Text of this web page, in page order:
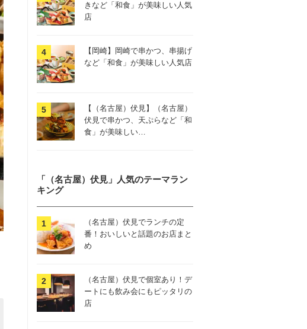
きなど「和食」が美味しい人気
店
【岡崎】岡崎で串かつ、串揚げ
など「和食」が美味しい人気店
【（名古屋）伏見】（名古屋）
伏見で串かつ、天ぷらなど「和
食」が美味しい…
「（名古屋）伏見」人気のテーマラン
キング
（名古屋）伏見でランチの定
番！おいしいと話題のお店まと
め
（名古屋）伏見で個室あり！デ
ートにも飲み会にもピッタリの
店